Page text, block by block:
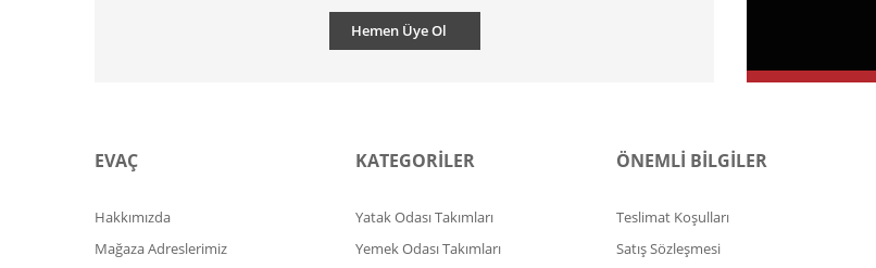
Hemen Üye Ol
EVAÇ
Hakkımızda
Mağaza Adreslerimiz
KATEGORİLER
Yatak Odası Takımları
Yemek Odası Takımları
ÖNEMLİ BİLGİLER
Teslimat Koşulları
Satış Sözleşmesi